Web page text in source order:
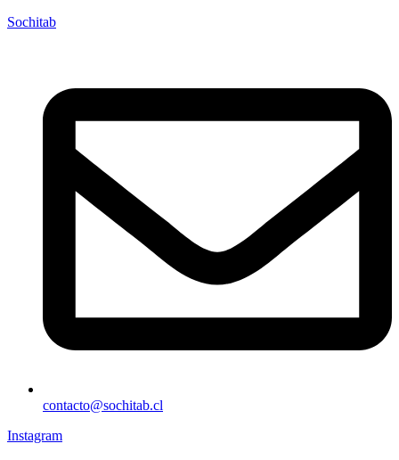
Sochitab
contacto@sochitab.cl
Instagram